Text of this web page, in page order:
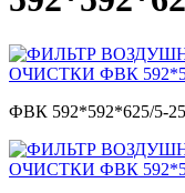
ФВК 592*592*625/5-25